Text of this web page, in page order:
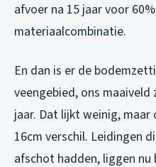
afvoer na 15 jaar voor
materiaalcombinatie.
En dan is er de
veengebied, ons
jaar. Dat lijkt weinig,
16cm verschil. Leidingen
afschot hadden, liggen